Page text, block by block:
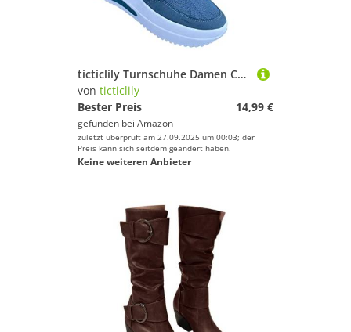
ticticlily Turnschuhe Damen Casual Atmungsaktive Sportschuhe Freizeitschuhe Bequeme Sneaker Mode Trainer Mesh Schuhe Frauen Atmungsaktive Schuhe A Blau 38 EU
von ticticlily
Bester Preis
14,99 €
gefunden bei Amazon
zuletzt überprüft am 27.09.2025 um 00:03; der
Preis kann sich seitdem geändert haben.
Keine weiteren Anbieter